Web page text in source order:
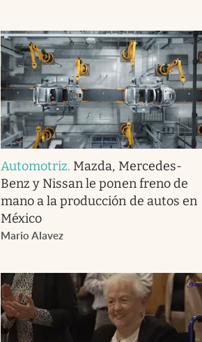
Automotriz. Mazda, Mercedes-
Benz y Nissan le ponen freno de
mano a la producción de autos en
México
Mario Alavez